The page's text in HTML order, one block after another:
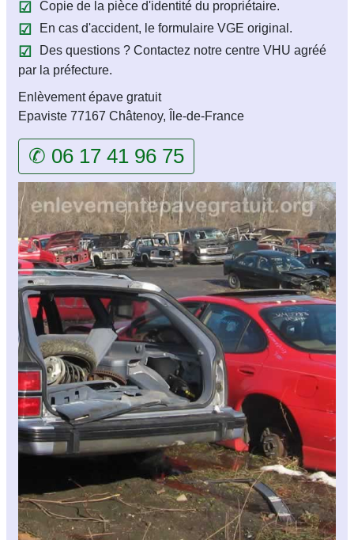
Copie de la pièce d'identité du propriétaire.
En cas d'accident, le formulaire VGE original.
Des questions ? Contactez notre centre VHU agréé
par la préfecture.
Enlèvement épave gratuit
Epaviste 77167 Châtenoy, Île-de-France
✆ 06 17 41 96 75